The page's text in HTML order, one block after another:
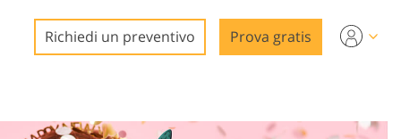
Richiedi un preventivo Prova gratis